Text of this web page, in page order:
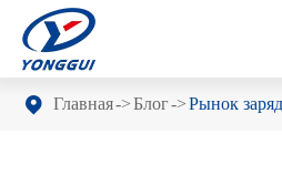
Главная Блог Рынок